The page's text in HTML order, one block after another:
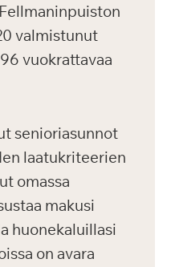
valmistunut
vuokrattavaa
senioriasunnot
laatukriteerien
omassa
makusi
huonekaluillasi
on avara